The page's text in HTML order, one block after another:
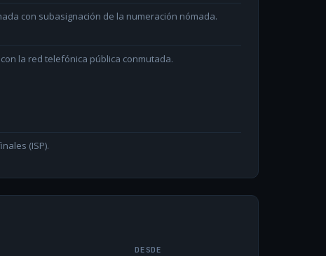
con subasignación de la numeración nómada.
la red telefónica pública conmutada.
(ISP).
DESDE